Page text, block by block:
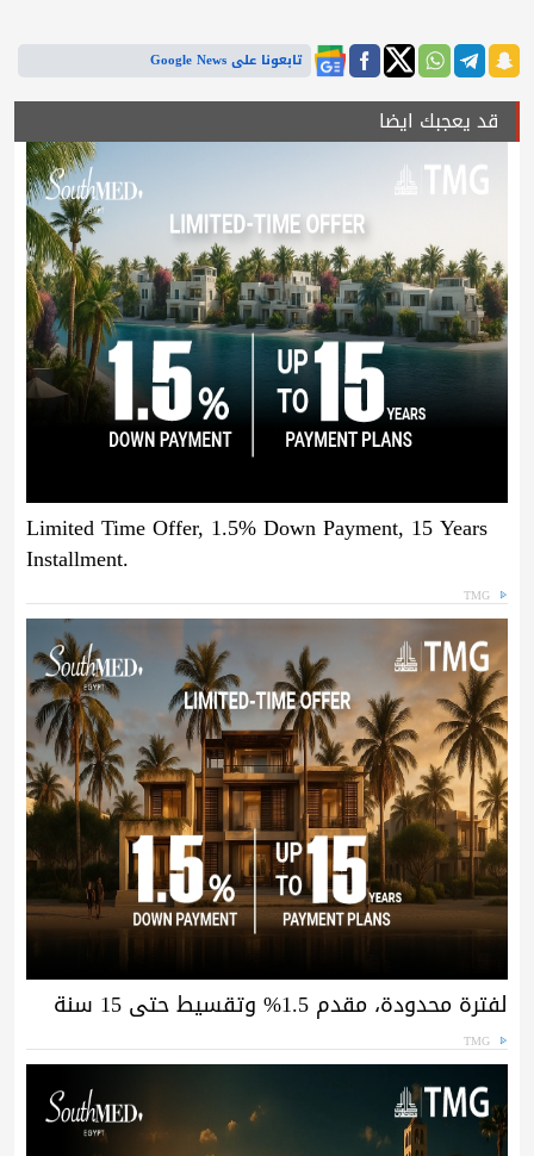
تابعونا على Google News
قد يعجبك ايضا
Limited Time Offer, 1.5% Down Payment, 15 Years
Installment.
TMG
لفترة محدودة، مقدم 1.5% وتقسيط حتى 15 سنة
TMG